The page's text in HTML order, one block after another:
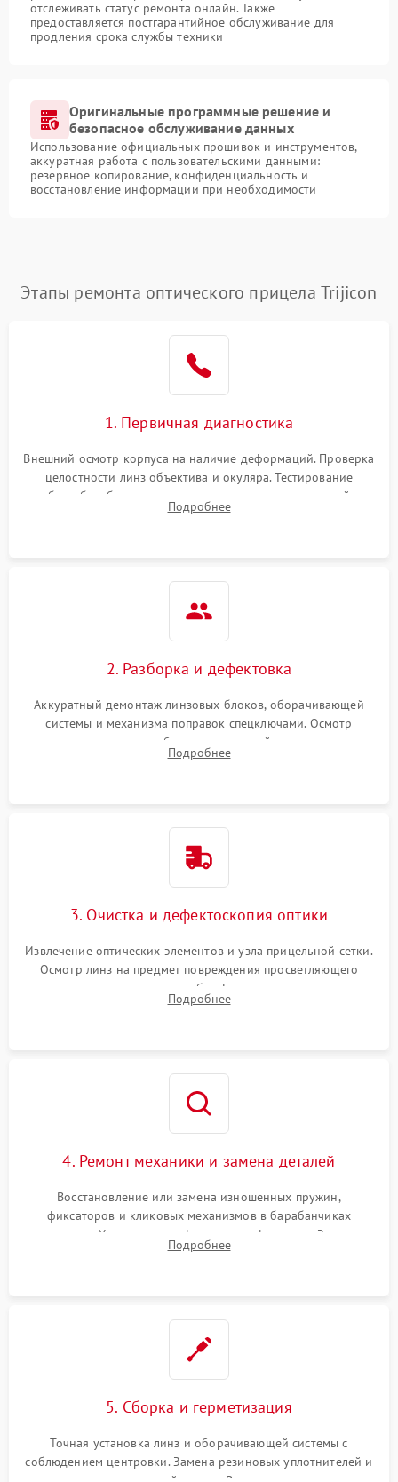
отслеживать статус ремонта онлайн. Также
предоставляется постгарантийное обслуживание для
продления срока службы техники
Оригинальные программные решение и
безопасное обслуживание данных
Использование официальных прошивок и инструментов,
аккуратная работа с пользовательскими данными:
резервное копирование, конфиденциальность и
восстановление информации при необходимости
Этапы ремонта оптического прицела Trijicon
1. Первичная диагностика
Внешний осмотр корпуса на наличие деформаций. Проверка
целостности линз объектива и окуляра. Тестирование
работы барабанчиков ввода поправок, кольца отстройки
параллакса и зума. Выявление сколов, внутренних
Подробнее
2. Разборка и дефектовка
Аккуратный демонтаж линзовых блоков, оборачивающей
системы и механизма поправок спецключами. Осмотр
внутренних резьбовых соединений, пружин и
уплотнительных колец. Поиск причин люфта, смещения
Подробнее
3. Очистка и дефектоскопия оптики
Извлечение оптических элементов и узла прицельной сетки.
Осмотр линз на предмет повреждения просветляющего
покрытия или появления грибка. Бережная очистка стекол
спецрастворами. Проверка целостности гравированной
Подробнее
4. Ремонт механики и замена деталей
Восстановление или замена изношенных пружин,
фиксаторов и кликовых механизмов в барабанчиках
поправок. Устранение люфтов в трансфокаторе. Замена
поврежденных линз, разбитой сетки или восстановление
Подробнее
5. Сборка и герметизация
Точная установка линз и оборачивающей системы с
соблюдением центровки. Замена резиновых уплотнителей и